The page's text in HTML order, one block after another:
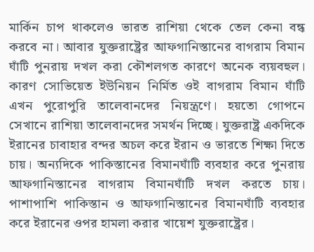
মার্কিন চাপ থাকলেও ভারত রাশিয়া থেকে তেল কেনা বন্ধ
করবে না। আবার যুক্তরাষ্ট্রের আফগানিস্তানের বাগরাম বিমান
ঘাঁটি পুনরায় দখল করা কৌশলগত কারণে অনেক ব্যয়বহুল।
কারণ সোভিয়েত ইউনিয়ন নির্মিত ওই বাগরাম বিমান ঘাঁটি
এখন পুরোপুরি তালেবানদের নিয়ন্ত্রণে। হয়তো গোপনে
সেখানে রাশিয়া তালেবানদের সমর্থন দিচ্ছে। যুক্তরাষ্ট্র একদিকে
ইরানের চাবাহার বন্দর অচল করে ইরান ও ভারতে শিক্ষা দিতে
চায়। অন্যদিকে পাকিস্তানের বিমানঘাঁটি ব্যবহার করে পুনরায়
আফগানিস্তানের বাগরাম বিমানঘাঁটি দখল করতে চায়।
পাশাপাশি পাকিস্তান ও আফগানিস্তানের বিমানঘাঁটি ব্যবহার
করে ইরানের ওপর হামলা করার খায়েশ যুক্তরাষ্ট্রের।